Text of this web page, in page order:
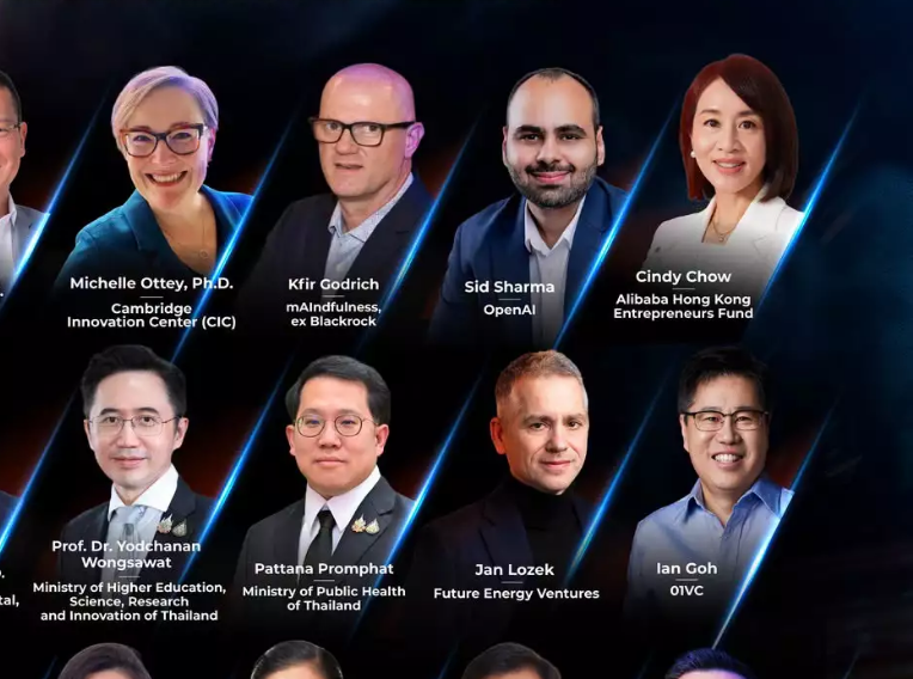
าะกับผู้ประกอบการ SMEs
ถได้ข้อมูลบัญชีที่ดี และจัดการธุรกิจของตัวเองได้อย่างเป็น
ช่วยให้ธุรกิจสามารถที่จะเติบโตได้ เพราะสามารถนำข้อมูล
มูล ใช้ข้อมูล และตัดสินใจจากข้อมูล จะมีการตัดสินใจที่แม่นยำ
สำคัญของการพัฒนาระบบบัญชี ที่มากกว่าแค่ช่วยลดภาระ
บบบัญชีที่ดีและเป็นระบบนั้น ถือเป็นเครื่องมือต่อสู้ที่มี
SMEs ที่ต้องดิ้นรนมากกว่าธุรกิจขนาดใหญ่ ซึ่งนอกจากทำให้
ที่เป็นระบบแล้ว การเปลี่ยนมาใช้ระบบบัญชีออนไลน์ ถือ
ห้ผู้ประกอบการไม่ต้องมาพะวงหรือกังวลเกี่ยวกับเรื่องระบบ
บการดูแลงานส่วนอื่นๆ ที่สำคัญของธุรกิจได้ ไม่ว่าจะเป็น
นธ์ ฯลฯ